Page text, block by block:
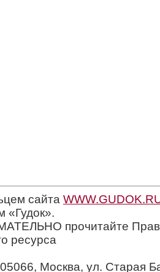
сайта
«Гудок».
прочитайте
ресурса
Москва, ул. Старая